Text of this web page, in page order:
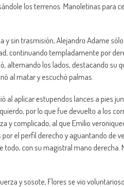
los terrenos. Manoletinas para
y sin trasmisión, Alejandro Adame
continuando templadamente por
alternando los lados, destacando su
al matar y escuchó palmas.
al aplicar estupendos lances a pies
por lo que fue devuelto a los
y complicado, al que Emilio
el perfil derecho y aguantando de
todo, con su magistral mano
y sosote, Flores se vio